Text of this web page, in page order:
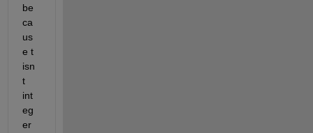
be
ca
us
e t
isn
t
int
eg
er